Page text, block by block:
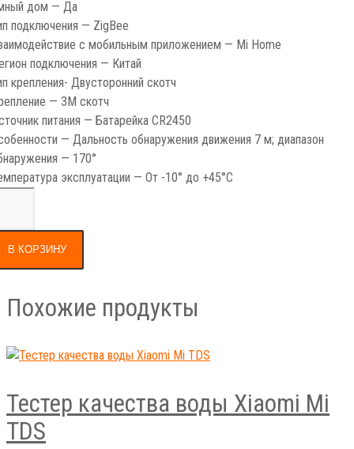
дом — Да
подключения — ZigBee
с мобильным приложением — Mi Home
подключения — Китай
крепления- Двусторонний скотч
— 3М скотч
питания — Батарейка CR2450
— Дальность обнаружения движения 7 м; диапазон
— 170°
эксплуатации — От -10° до +45°С
В КОРЗИНУ
Похожие продукты
Тестер качества воды Xiaomi Mi
TDS